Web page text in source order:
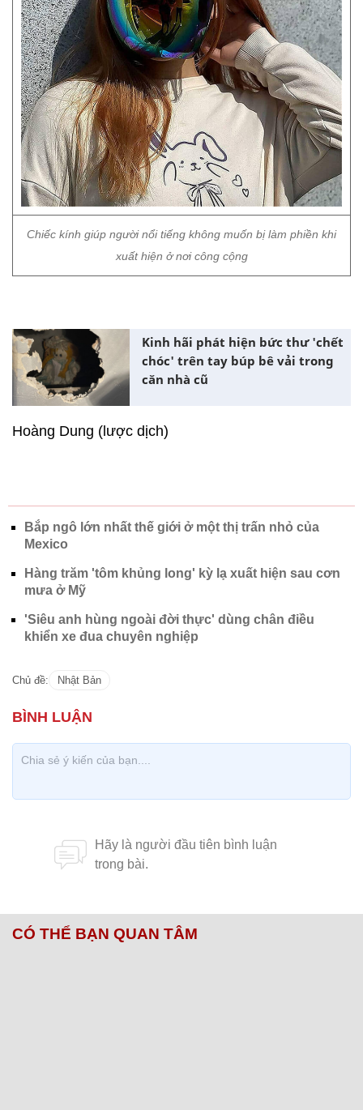
Chiếc kính giúp người nổi tiếng không muốn bị làm phiền khi
xuất hiện ở nơi công cộng
Kinh hãi phát hiện bức thư 'chết
chóc' trên tay búp bê vải trong
căn nhà cũ
Hoàng Dung (lược dịch)
Bắp ngô lớn nhất thế giới ở một thị trấn nhỏ của
Mexico
Hàng trăm 'tôm khủng long' kỳ lạ xuất hiện sau cơn
mưa ở Mỹ
'Siêu anh hùng ngoài đời thực' dùng chân điều
khiển xe đua chuyên nghiệp
Chủ đề: Nhật Bản
CÓ THỂ BẠN QUAN TÂM